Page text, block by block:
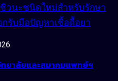
วนะชนิดใหม่สำหรับรักษา
กรับมือปัญหาเชื้อดื้อยา
ทยาลัยและสมาคมแพทย์ฯ